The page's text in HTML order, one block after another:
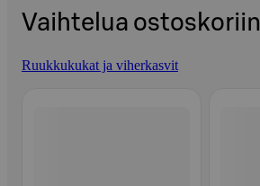
Vaihtelua ostoskoriin
Ruukkukukat ja viherkasvit